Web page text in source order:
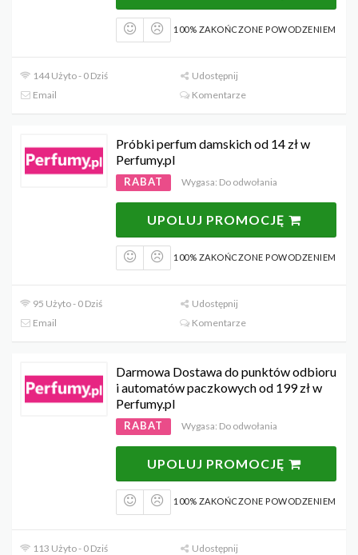
100% ZAKOŃCZONE POWODZENIEM
144 Użyto - 0 Dziś
Udostępnij
Email
Komentarze
Próbki perfum damskich od 14 zł w
Perfumy.pl
RABAT Wygasa: Do odwołania
UPOLUJ PROMOCJĘ
100% ZAKOŃCZONE POWODZENIEM
95 Użyto - 0 Dziś
Udostępnij
Email
Komentarze
Darmowa Dostawa do punktów odbioru
i automatów paczkowych od 199 zł w
Perfumy.pl
RABAT Wygasa: Do odwołania
UPOLUJ PROMOCJĘ
100% ZAKOŃCZONE POWODZENIEM
113 Użyto - 0 Dziś
Udostępnij